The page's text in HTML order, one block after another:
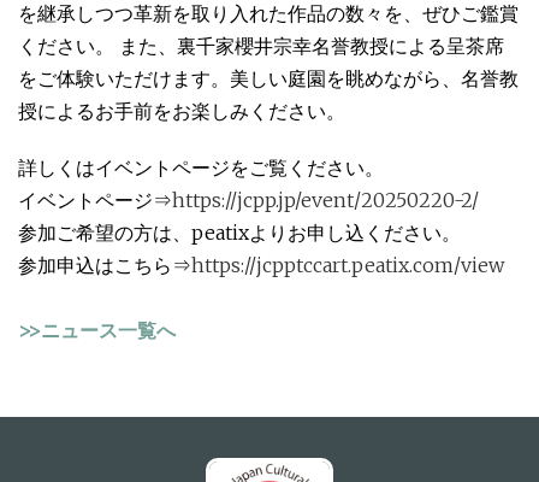
を継承しつつ革新を取り入れた作品の数々を、ぜひご鑑賞
ください。 また、裏千家櫻井宗幸名誉教授による呈茶席
をご体験いただけます。美しい庭園を眺めながら、名誉教
授によるお手前をお楽しみください。
詳しくはイベントページをご覧ください。
イベントページ⇒https://jcpp.jp/event/20250220-2/
参加ご希望の方は、peatixよりお申し込ください。
参加申込はこちら⇒https://jcpptccart.peatix.com/view
>>ニュース一覧へ